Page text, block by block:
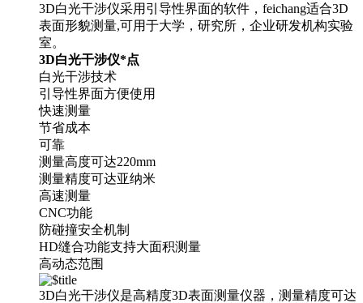
3D白光干涉仪采用引导性界面的软件，feichang适合3D
表面形貌测量,可用于大学，研究所，企业研发机构实验
室。
3D白光干涉仪*点
白光干涉技术
引导性界面方便使用
快速测量
节省成本
可靠
测量高度可达220mm
测量精度可达亚纳米
高速测量
CNC功能
防碰撞安全机制
HD缝合功能支持大面积测量
高动态范围
3D白光干涉仪是高精度3D表面测量仪器，测量精度可达